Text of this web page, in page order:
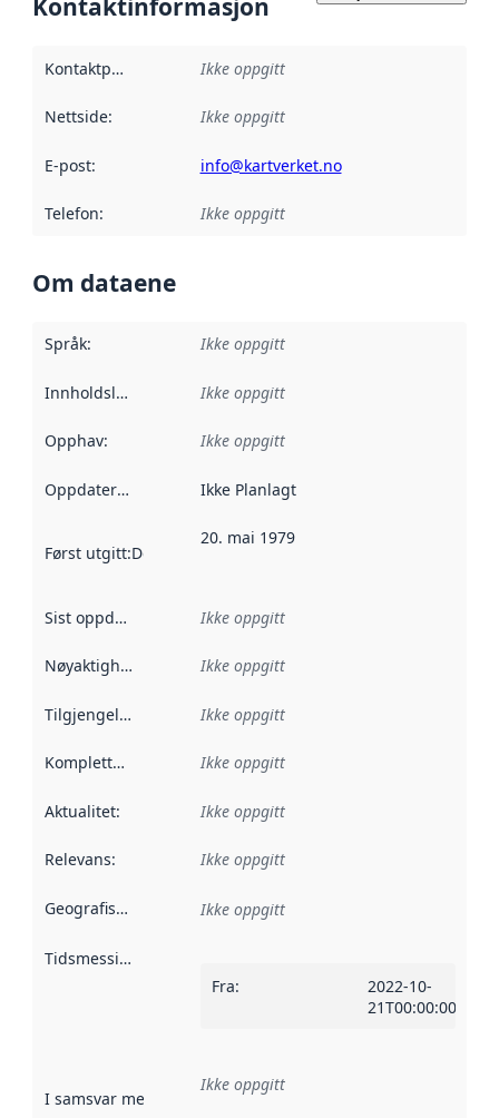
Kontaktinformasjon
Kontaktpunkt Ikke oppgitt
Nettside: Ikke oppgitt
E-post: info@kartverket.no
Telefon: Ikke oppgitt
Om dataene
Språk: Ikke oppgitt
Innholdsleverandører :
Ikke oppgitt
Opphav: Ikke oppgitt
Oppdateringsfrekvens :
Ikke Planlagt
Først utgitt:Denne datoen sier når dataene i dette
20. mai 1979
Sist oppdatert Ikke oppgitt
Nøyaktighet Ikke oppgitt
Tilgjengelighet Ikke oppgitt
Kompletthet Ikke oppgitt
Aktualitet: Ikke oppgitt
Relevans: Ikke oppgitt
Geografisk avgrensning :
Ikke oppgitt
Tidsmessig avgrensning
Fra:
2022-10-
21T00:00:00Z
I samsvar med Referanse til en implementasjonsregel
Ikke oppgitt